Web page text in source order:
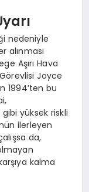
nedeniyle
alınması
Aşırı Hava
Joyce
1994’ten bu
yüksek riskli
ilerleyen
da,
kalma